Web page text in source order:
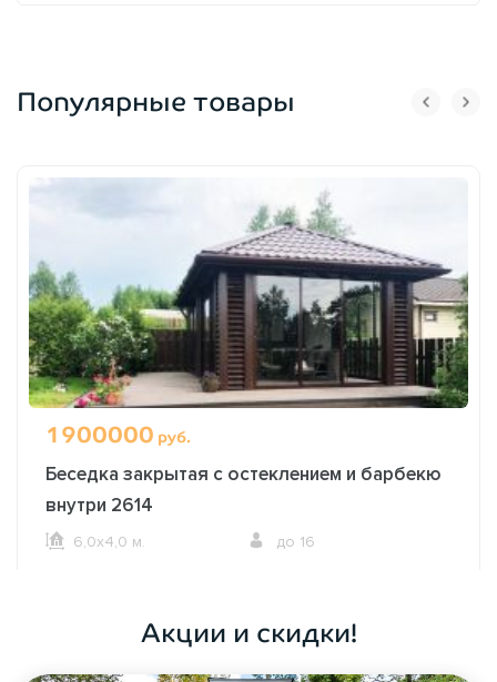
Популярные товары
1900000 руб.
Беседка закрытая с остеклением и барбекю
внутри 2614
6,0х4,0 м. до 16
Акции и скидки!